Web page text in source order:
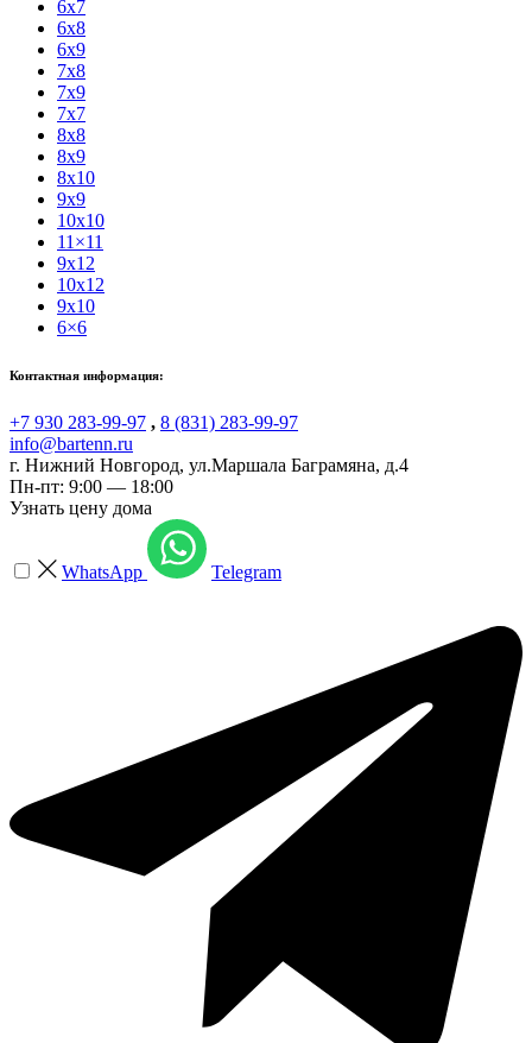
6x7
6x8
6x9
7x8
7x9
7x7
8x8
8x9
8x10
9x9
10x10
11×11
9x12
10x12
9x10
6×6
Контактная информация:
+7 930 283-99-97 , 8 (831) 283-99-97
info@bartenn.ru
г. Нижний Новгород, ул.Маршала Баграмяна, д.4
Пн-пт: 9:00 — 18:00
Узнать цену дома
WhatsApp Telegram